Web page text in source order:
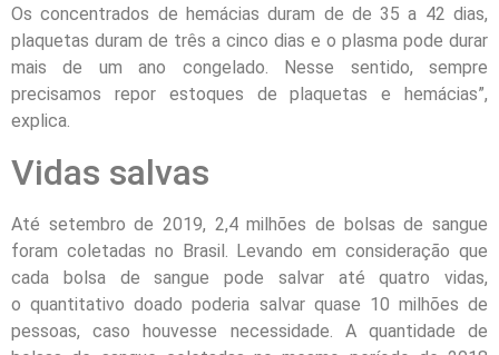
Os concentrados de hemácias duram de de 35 a 42 dias,
plaquetas duram de três a cinco dias e o plasma pode durar
mais de um ano congelado. Nesse sentido, sempre
precisamos repor estoques de plaquetas e hemácias”,
explica.
Vidas salvas
Até setembro de 2019, 2,4 milhões de bolsas de sangue
foram coletadas no Brasil. Levando em consideração que
cada bolsa de sangue pode salvar até quatro vidas,
o quantitativo doado poderia salvar quase 10 milhões de
pessoas, caso houvesse necessidade. A quantidade de